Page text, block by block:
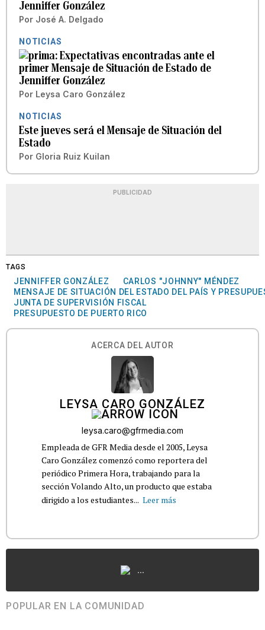
Jenniffer González
Por José A. Delgado
NOTICIAS
Expectativas encontradas ante el
primer Mensaje de Situación de Estado de
Jenniffer González
Por Leysa Caro González
NOTICIAS
Este jueves será el Mensaje de Situación del
Estado
Por Gloria Ruiz Kuilan
PUBLICIDAD
TAGS
JENNIFFER GONZÁLEZ
CARLOS "JOHNNY" MÉNDEZ
MENSAJE DE SITUACIÓN DEL ESTADO DEL PAÍS Y
JUNTA DE SUPERVISIÓN FISCAL
PRESUPUESTO DE PUERTO RICO
ACERCA DEL AUTOR
LEYSA CARO GONZÁLEZ
leysa.caro@gfrmedia.com
Empleada de GFR Media desde el 2005, Leysa
Caro González comenzó como reportera del
periódico Primera Hora, trabajando para la
sección Volando Alto, un producto que estaba
dirigido a los estudiantes... Leer más
...
POPULAR EN LA COMUNIDAD